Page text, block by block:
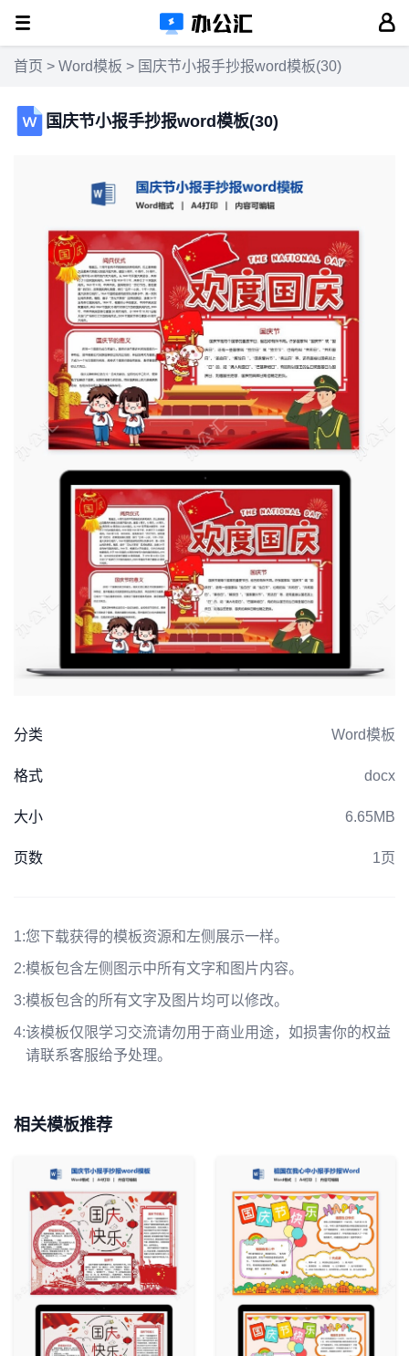
首页 > Word模板 > 国庆节小报手抄报word模板(30)
国庆节小报手抄报word模板(30)
分类 Word模板
格式 docx
大小 6.65MB
页数 1页
1:您下载获得的模板资源和左侧展示一样。
2:模板包含左侧图示中所有文字和图片内容。
3:模板包含的所有文字及图片均可以修改。
4:该模板仅限学习交流请勿用于商业用途，如损害你的权益
请联系客服给予处理。
相关模板推荐